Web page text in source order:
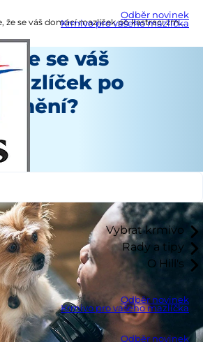
Odběr novinek
Krmivo pro vašeho mazlíčka
Vybrat krmivo
Rady a tipy
O Hill's
Odběr novinek
Krmivo pro vašeho mazlíčka
Odběr novinek
že se váš domácí mazlíček po kastraci změní?
že se váš
po